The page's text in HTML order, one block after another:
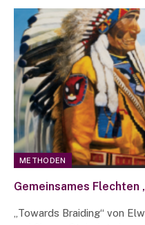
METHODEN
Gemeinsames Flechten
„Towards Braiding“ von